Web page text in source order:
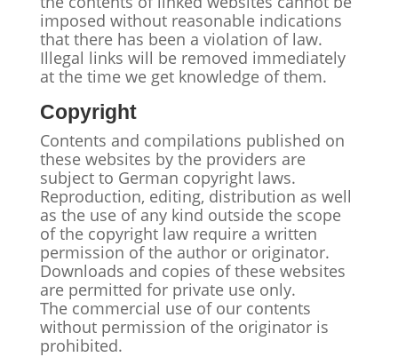
imposed without reasonable indications
that there has been a violation of law.
Illegal links will be removed immediately
at the time we get knowledge of them.
Copyright
Contents and compilations published on
these websites by the providers are
subject to German copyright laws.
Reproduction, editing, distribution as well
as the use of any kind outside the scope
of the copyright law require a written
permission of the author or originator.
Downloads and copies of these websites
are permitted for private use only.
The commercial use of our contents
without permission of the originator is
prohibited.